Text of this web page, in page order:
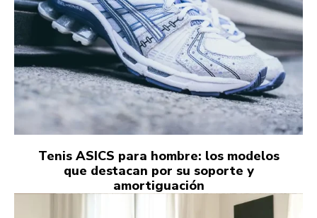
Tenis ASICS para hombre: los modelos
que destacan por su soporte y
amortiguación